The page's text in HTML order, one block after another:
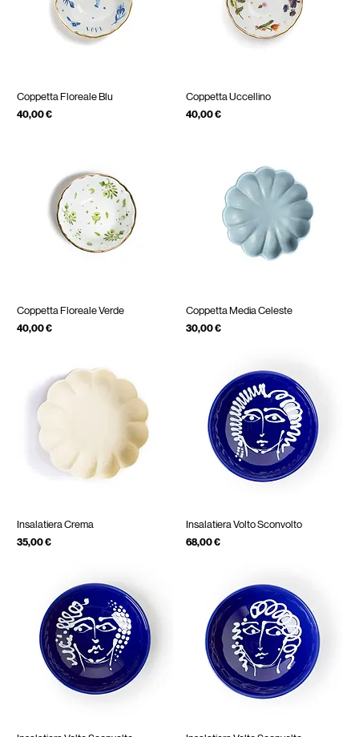
Coppetta Floreale Blu
Prezzo
40,00 €
Coppetta Uccellino
Prezzo
40,00 €
Coppetta Floreale Verde
Prezzo
40,00 €
Coppetta Media Celeste
Prezzo
30,00 €
Insalatiera Crema
Prezzo
35,00 €
Insalatiera Volto Sconvolto
Prezzo
68,00 €